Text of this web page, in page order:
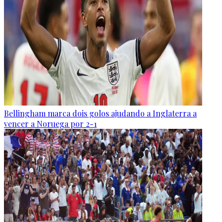
Bellingham marca dois golos ajudando a Inglaterra a
vencer a Noruega por 2-1